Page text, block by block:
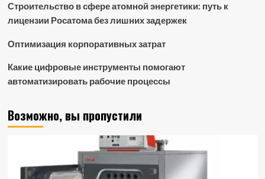
Строительство в сфере атомной энергетики: путь к
лицензии Росатома без лишних задержек
Оптимизация корпоративных затрат
Какие цифровые инструменты помогают
автоматизировать рабочие процессы
Возможно, вы пропустили